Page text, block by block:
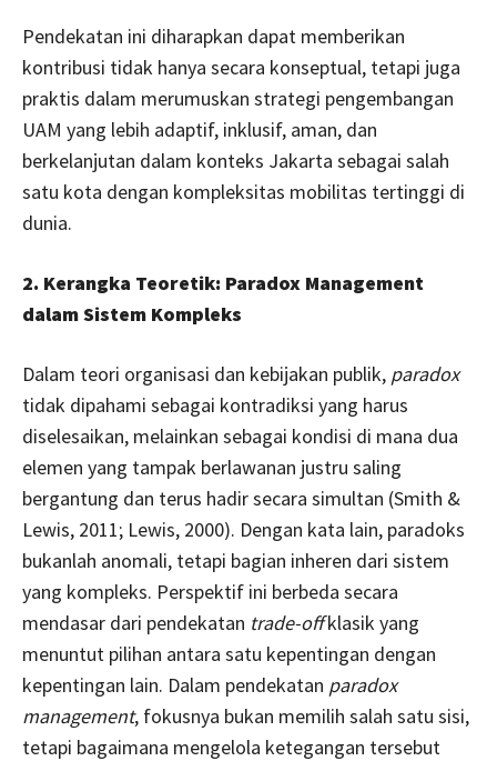
Pendekatan ini diharapkan dapat memberikan
kontribusi tidak hanya secara konseptual, tetapi juga
praktis dalam merumuskan strategi pengembangan
UAM yang lebih adaptif, inklusif, aman, dan
berkelanjutan dalam konteks Jakarta sebagai salah
satu kota dengan kompleksitas mobilitas tertinggi di
dunia.
2. Kerangka Teoretik: Paradox Management
dalam Sistem Kompleks
Dalam teori organisasi dan kebijakan publik, paradox
tidak dipahami sebagai kontradiksi yang harus
diselesaikan, melainkan sebagai kondisi di mana dua
elemen yang tampak berlawanan justru saling
bergantung dan terus hadir secara simultan (Smith &
Lewis, 2011; Lewis, 2000). Dengan kata lain, paradoks
bukanlah anomali, tetapi bagian inheren dari sistem
yang kompleks. Perspektif ini berbeda secara
mendasar dari pendekatan trade-offklasik yang
menuntut pilihan antara satu kepentingan dengan
kepentingan lain. Dalam pendekatan paradox
management, fokusnya bukan memilih salah satu sisi,
tetapi bagaimana mengelola ketegangan tersebut